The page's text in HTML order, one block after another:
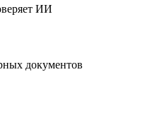
ИИ
документов